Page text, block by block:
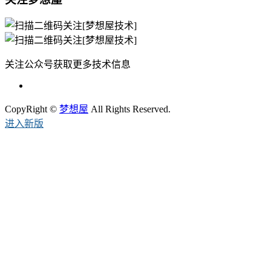
关注公众号获取更多技术信息
CopyRight © 梦想屋 All Rights Reserved.
进入新版